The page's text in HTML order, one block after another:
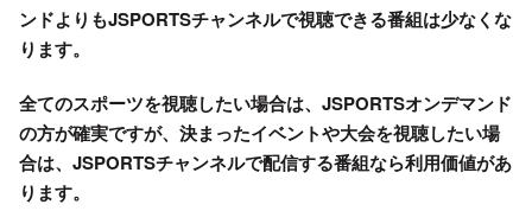
ンドよりもJSPORTSチャンネルで視聴できる番組は少なくな
ります。
全てのスポーツを視聴したい場合は、JSPORTSオンデマンド
の方が確実ですが、決まったイベントや大会を視聴したい場
合は、JSPORTSチャンネルで配信する番組なら利用価値があ
ります。